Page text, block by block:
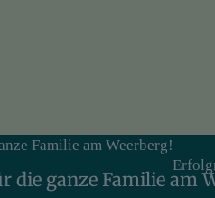
die ganze Familie am